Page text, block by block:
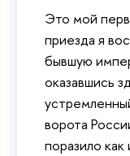
Это мой
приезда я
бывшую
оказавшись
ворота
поразило